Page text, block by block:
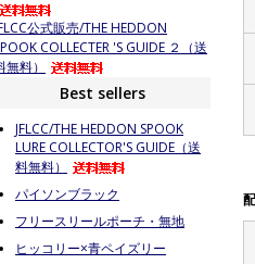
公式販売/THE HEDDON
COLLECTER 'S GUIDE ２（送
無料）
Best sellers
JFLCC/THE HEDDON SPOOK
LURE COLLECTOR'S GUIDE（送
料無料）
パイソンブラック
フリースリールポーチ・無地
ヒッコリー×青ペイズリー